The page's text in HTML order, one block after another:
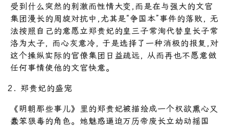
受到什么突然的刺激而性情大变,而是在与强大的文官
集团漫长的周旋对抗中,尤其是“争国本”事件的落败, 无
法按照自己的意愿立郑贵妃的皇三子常洵代替皇长子常
洛为太子, 而心灰意冷, 于是选择了一种消极的报复,对
这个操纵实际的官僚集团日益疏远, 从而再也不愿意做
任何事情使他的文官快意。
郑贵妃的盛宠
《明朝那些事儿》里的郑贵妃被描绘成一个权欲熏心又
蠢笨狠毒的角色。她魅惑逼迫万历帝废长立幼动摇国